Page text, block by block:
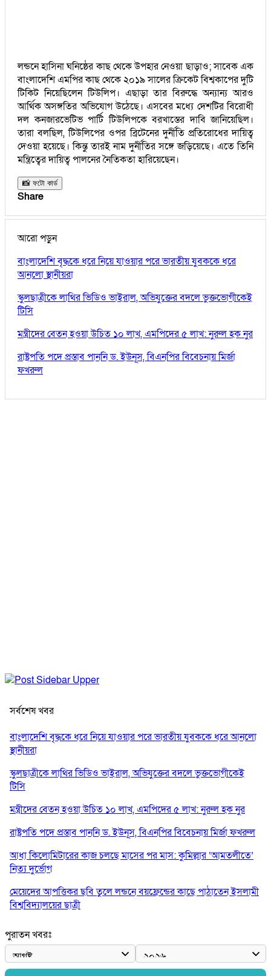
লন্ডনে হাসিনা ঘনিষ্ঠের কাছ থেকে উপহার নেওয়া ছাড়াও; সাবেক এক
বাংলাদেশি এমপির কাছ থেকে ২০১৯ সালের ক্রিকেট বিশ্বকাপের দুটি
টিকিট নিয়েছিলেন টিউলিপ। এছাড়া তার বিরুদ্ধে অন্যান্য আরও
আর্থিক অসঙ্গতির অভিযোগ উঠেছে। এসবের মধ্যে দেশটির বিরোধী
দল কনজারভেটিভ পার্টি টিউলিপকে বরখাস্তের দাবি জানিয়েছিল।
তারা বলছিল, টিউলিপের ওপর ব্রিটেনের দুর্নীতি প্রতিরোধের দায়িত্ব
দেওয়া হয়েছে। কিন্তু তারই নাম দুর্নীতির সঙ্গে জড়িয়েছে। এতে তিনি
মন্ত্রিত্বের দায়িত্ব পালনের নৈতিকতা হারিয়েছেন।
📸 ফটো কার্ড
Share
আরো পড়ুন
বাংলাদেশি বৃদ্ধকে ধরে নিয়ে যাওয়ার পরে ভারতীয় যুবককে ধরে
আনলো স্থানীয়রা
স্কুলছাত্রীকে লাথির ভিডিও ভাইরাল, অভিযুক্তের বদলে ভুক্তভোগীকেই
টিসি
মন্ত্রীদের বেতন হওয়া উচিত ১০ লাখ, এমপিদের ৫ লাখ: নুরুল হক নুর
রাষ্ট্রপতি পদে প্রস্তাব পাননি ড. ইউনূস, বিএনপির বিবেচনায় মির্জা
ফখরুল
সর্বশেষ খবর
বাংলাদেশি বৃদ্ধকে ধরে নিয়ে যাওয়ার পরে ভারতীয় যুবককে ধরে আনলো
স্থানীয়রা
স্কুলছাত্রীকে লাথির ভিডিও ভাইরাল, অভিযুক্তের বদলে ভুক্তভোগীকেই
টিসি
মন্ত্রীদের বেতন হওয়া উচিত ১০ লাখ, এমপিদের ৫ লাখ: নুরুল হক নুর
রাষ্ট্রপতি পদে প্রস্তাব পাননি ড. ইউনূস, বিএনপির বিবেচনায় মির্জা ফখরুল
আধা কিলোমিটারের কাজ চলছে মাসের পর মাস: কুমিল্লার ‘আমতলীতে’
নিত্য দুর্ভোগ
মেয়েদের আপত্তিকর ছবি তুলে লন্ডনে বয়ফ্রেন্ডের কাছে পাঠাতেন ইসলামী
বিশ্ববিদ্যালয়ের ছাত্রী
পুলিশকে পিটিয়ে রক্তাক্ত করেছি এ দৃশ্য কি আপনারা দেখেননি: এনসিপি
নেতা
পাঁচ দেশি মাছে মিলল মাইক্রোপ্লাস্টিক, সবচেয়ে বেশি কই মাছে
পুরাতন খবরঃ